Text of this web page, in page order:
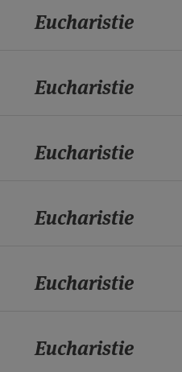
Eucharistie
Eucharistie
Eucharistie
Eucharistie
Eucharistie
Eucharistie